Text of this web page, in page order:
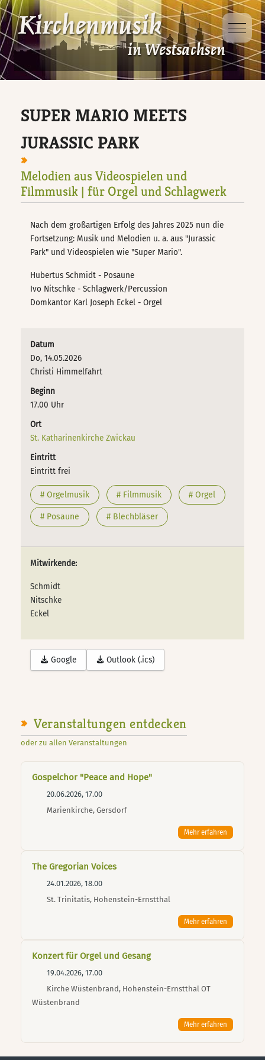
Mobile
SUPER MARIO MEETS
JURASSIC PARK
Melodien aus Videospielen und
Filmmusik | für Orgel und Schlagwerk
Nach dem großartigen Erfolg des Jahres 2025 nun die
Fortsetzung: Musik und Melodien u. a. aus "Jurassic
Park" und Videospielen wie "Super Mario".
Hubertus Schmidt - Posaune
Ivo Nitschke - Schlagwerk/Percussion
Domkantor Karl Joseph Eckel - Orgel
Datum
Do, 14.05.2026
Christi Himmelfahrt
Beginn
17.00 Uhr
Ort
St. Katharinenkirche Zwickau
Eintritt
Eintritt frei
# Orgelmusik # Filmmusik # Orgel
# Posaune # Blechbläser
Mitwirkende:
Schmidt
Nitschke
Eckel
Google Outlook (.ics)
Veranstaltungen entdecken
oder zu allen Veranstaltungen
Gospelchor "Peace and Hope"
20.06.2026, 17.00
Marienkirche, Gersdorf
Mehr erfahren
The Gregorian Voices
24.01.2026, 18.00
St. Trinitatis, Hohenstein-Ernstthal
Mehr erfahren
Konzert für Orgel und Gesang
19.04.2026, 17.00
Kirche Wüstenbrand, Hohenstein-Ernstthal OT
Wüstenbrand
Mehr erfahren
Dabei sein
Veranstaltungen
Veranstaltungsorte
Projekte
Kinder- und
Singt Schütz!
Taizé – Fahrt
Ökumenische
Ausbildung
D-Kirchenmusikausbildung
D-Kurs für Chorleitung